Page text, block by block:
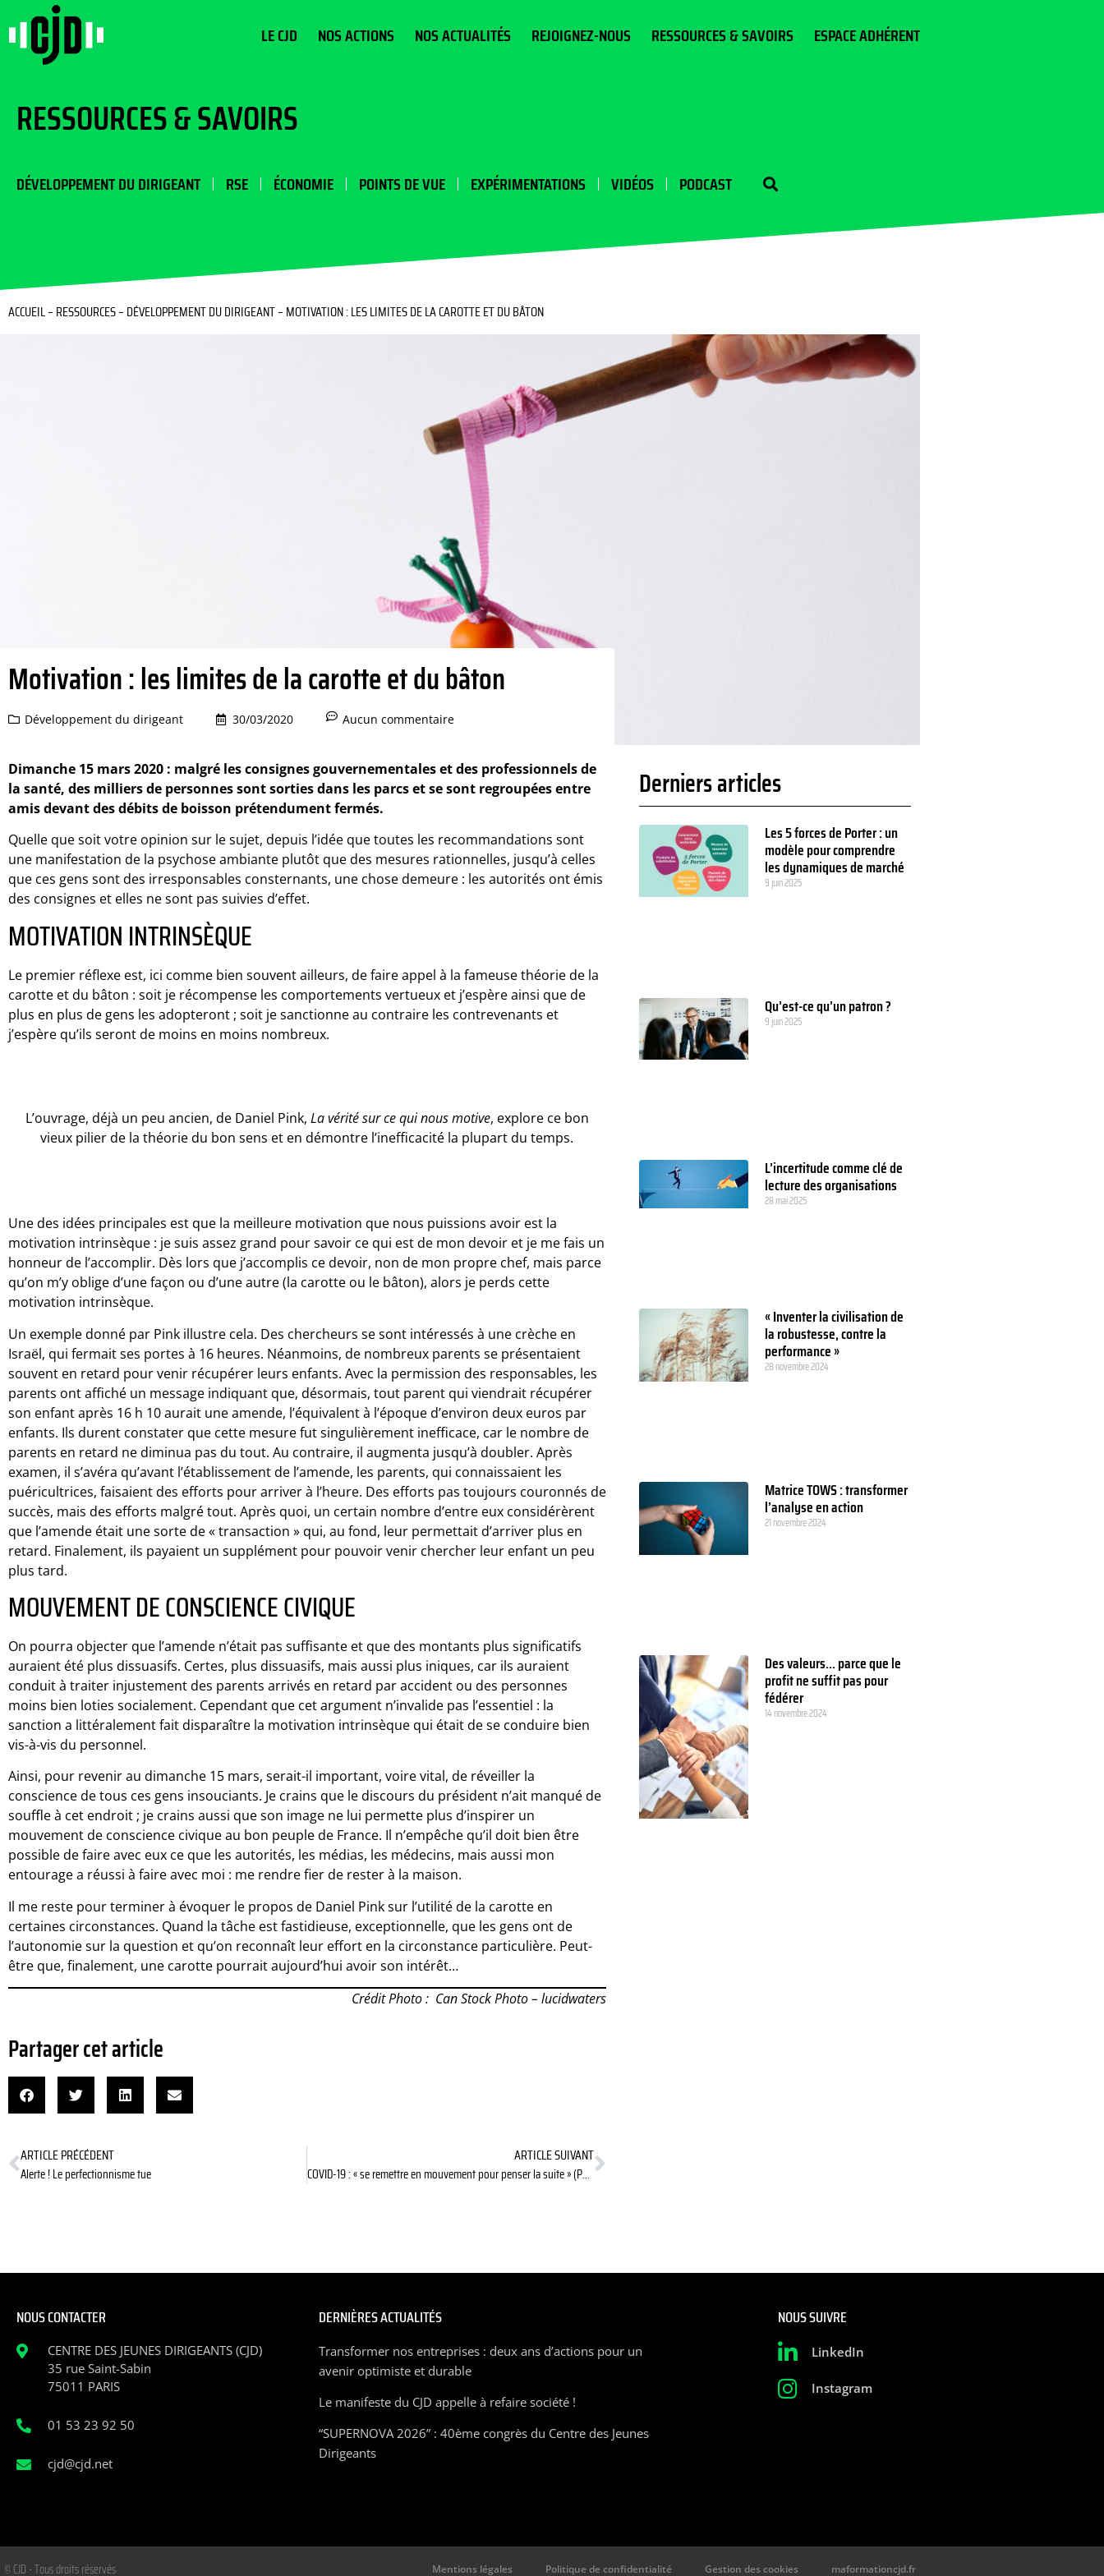
LE CJD NOS ACTIONS NOS ACTUALITÉS REJOIGNEZ-NOUS RESSOURCES & SAVOIRS ESPACE ADHÉRENT
RESSOURCES & SAVOIRS
DÉVELOPPEMENT DU DIRIGEANT RSE ÉCONOMIE POINTS DE VUE EXPÉRIMENTATIONS VIDÉOS PODCAST
ACCUEIL– RESSOURCES– DÉVELOPPEMENT DU DIRIGEANT– MOTIVATION : LES LIMITES DE LA CAROTTE ET DU BÂTON
Motivation : les limites de la carotte et du bâton
Développement du dirigeant 30/03/2020 Aucun commentaire
Dimanche 15 mars 2020 : malgré les consignes gouvernementales et des professionnels de
la santé, des milliers de personnes sont sorties dans les parcs et se sont regroupées entre
amis devant des débits de boisson prétendument fermés.
Quelle que soit votre opinion sur le sujet, depuis l’idée que toutes les recommandations sont
une manifestation de la psychose ambiante plutôt que des mesures rationnelles, jusqu’à celles
que ces gens sont des irresponsables consternants, une chose demeure : les autorités ont émis
des consignes et elles ne sont pas suivies d’effet.
MOTIVATION INTRINSÈQUE
Le premier réflexe est, ici comme bien souvent ailleurs, de faire appel à la fameuse théorie de la
carotte et du bâton : soit je récompense les comportements vertueux et j’espère ainsi que de
plus en plus de gens les adopteront ; soit je sanctionne au contraire les contrevenants et
j’espère qu’ils seront de moins en moins nombreux.
L’ouvrage, déjà un peu ancien, de Daniel Pink, La vérité sur ce qui nous motive, explore ce bon
vieux pilier de la théorie du bon sens et en démontre l’inefficacité la plupart du temps.
Une des idées principales est que la meilleure motivation que nous puissions avoir est la
motivation intrinsèque : je suis assez grand pour savoir ce qui est de mon devoir et je me fais un
honneur de l’accomplir. Dès lors que j’accomplis ce devoir, non de mon propre chef, mais parce
qu’on m’y oblige d’une façon ou d’une autre (la carotte ou le bâton), alors je perds cette
motivation intrinsèque.
Un exemple donné par Pink illustre cela. Des chercheurs se sont intéressés à une crèche en
Israël, qui fermait ses portes à 16 heures. Néanmoins, de nombreux parents se présentaient
souvent en retard pour venir récupérer leurs enfants. Avec la permission des responsables, les
parents ont affiché un message indiquant que, désormais, tout parent qui viendrait récupérer
son enfant après 16 h 10 aurait une amende, l’équivalent à l’époque d’environ deux euros par
enfants. Ils durent constater que cette mesure fut singulièrement inefficace, car le nombre de
parents en retard ne diminua pas du tout. Au contraire, il augmenta jusqu’à doubler. Après
examen, il s’avéra qu’avant l’établissement de l’amende, les parents, qui connaissaient les
puéricultrices, faisaient des efforts pour arriver à l’heure. Des efforts pas toujours couronnés de
succès, mais des efforts malgré tout. Après quoi, un certain nombre d’entre eux considérèrent
que l’amende était une sorte de « transaction » qui, au fond, leur permettait d’arriver plus en
retard. Finalement, ils payaient un supplément pour pouvoir venir chercher leur enfant un peu
plus tard.
MOUVEMENT DE CONSCIENCE CIVIQUE
On pourra objecter que l’amende n’était pas suffisante et que des montants plus significatifs
auraient été plus dissuasifs. Certes, plus dissuasifs, mais aussi plus iniques, car ils auraient
conduit à traiter injustement des parents arrivés en retard par accident ou des personnes
moins bien loties socialement. Cependant que cet argument n’invalide pas l’essentiel : la
sanction a littéralement fait disparaître la motivation intrinsèque qui était de se conduire bien
vis-à-vis du personnel.
Ainsi, pour revenir au dimanche 15 mars, serait-il important, voire vital, de réveiller la
conscience de tous ces gens insouciants. Je crains que le discours du président n’ait manqué de
souffle à cet endroit ; je crains aussi que son image ne lui permette plus d’inspirer un
mouvement de conscience civique au bon peuple de France. Il n’empêche qu’il doit bien être
possible de faire avec eux ce que les autorités, les médias, les médecins, mais aussi mon
entourage a réussi à faire avec moi : me rendre fier de rester à la maison.
Il me reste pour terminer à évoquer le propos de Daniel Pink sur l’utilité de la carotte en
certaines circonstances. Quand la tâche est fastidieuse, exceptionnelle, que les gens ont de
l’autonomie sur la question et qu’on reconnaît leur effort en la circonstance particulière. Peut-
être que, finalement, une carotte pourrait aujourd’hui avoir son intérêt…
Crédit Photo : Can Stock Photo – lucidwaters
Partager cet article
ARTICLE PRÉCÉDENT
Alerte ! Le perfectionnisme tue
ARTICLE SUIVANT
COVID-19 : « se remettre en mouvement pour penser la suite » (Pascale Répécaud)
Derniers articles
Les 5 forces de Porter : un
modèle pour comprendre
les dynamiques de marché
9 juin 2025
Qu’est-ce qu’un patron ?
9 juin 2025
L’incertitude comme clé de
lecture des organisations
28 mai 2025
« Inventer la civilisation de
la robustesse, contre la
performance »
28 novembre 2024
Matrice TOWS : transformer
l’analyse en action
21 novembre 2024
Des valeurs… parce que le
profit ne suffit pas pour
fédérer
14 novembre 2024
NOUS CONTACTER
CENTRE DES JEUNES DIRIGEANTS (CJD)
35 rue Saint-Sabin
75011 PARIS
01 53 23 92 50
cjd@cjd.net
DERNIÈRES ACTUALITÉS
Transformer nos entreprises : deux ans d’actions pour un
avenir optimiste et durable
Le manifeste du CJD appelle à refaire société !
“SUPERNOVA 2026” : 40ème congrès du Centre des Jeunes
Dirigeants
NOUS SUIVRE
LinkedIn
Instagram
© CJD - Tous droits réservés Mentions légales Politique de confidentialité Gestion des cookies maformationcjd.fr